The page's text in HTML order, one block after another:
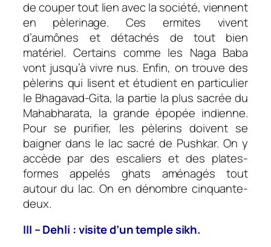
de couper tout lien avec la société, viennent
en pèlerinage. Ces ermites vivent
d’aumônes et détachés de tout bien
matériel. Certains comme les Naga Baba
vont jusqu’à vivre nus. Enfin, on trouve des
pèlerins qui lisent et étudient en particulier
le Bhagavad-Gita, la partie la plus sacrée du
Mahabharata, la grande épopée indienne.
Pour se purifier, les pèlerins doivent se
baigner dans le lac sacré de Pushkar. On y
accède par des escaliers et des plates-
formes appelés ghats aménagés tout
autour du lac. On en dénombre cinquante-
deux.
III – Dehli : visite d’un temple sikh.